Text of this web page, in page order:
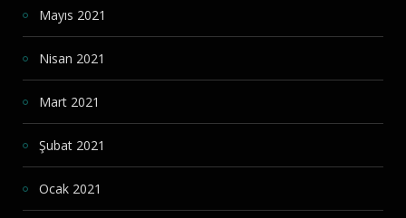
Mayıs 2021
Nisan 2021
Mart 2021
Şubat 2021
Ocak 2021